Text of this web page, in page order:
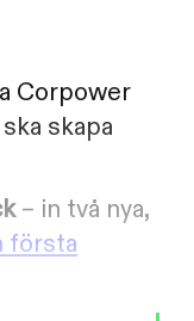
Corpower
skapa
– in två nya,
första